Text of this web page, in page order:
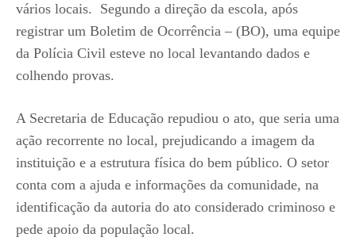
vários locais. Segundo a direção da escola, após
registrar um Boletim de Ocorrência – (BO), uma equipe
da Polícia Civil esteve no local levantando dados e
colhendo provas.
A Secretaria de Educação repudiou o ato, que seria uma
ação recorrente no local, prejudicando a imagem da
instituição e a estrutura física do bem público. O setor
conta com a ajuda e informações da comunidade, na
identificação da autoria do ato considerado criminoso e
pede apoio da população local.